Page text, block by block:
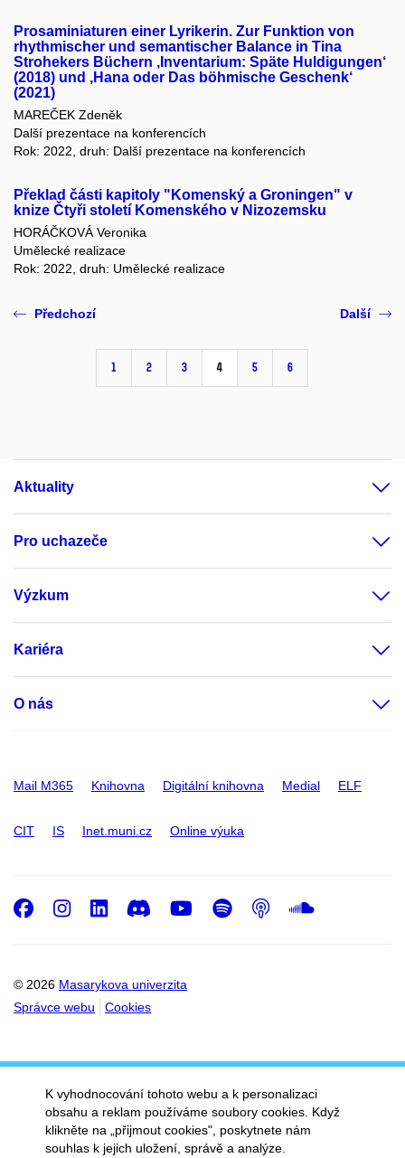
Prosaminiaturen einer Lyrikerin. Zur Funktion von
rhythmischer und semantischer Balance in Tina
Strohekers Büchern ‚Inventarium: Späte Huldigungen‘
(2018) und ‚Hana oder Das böhmische Geschenk‘
(2021)
MAREČEK Zdeněk
Další prezentace na konferencích
Rok: 2022, druh: Další prezentace na konferencích
Překlad části kapitoly "Komenský a Groningen" v
knize Čtyři století Komenského v Nizozemsku
HORÁČKOVÁ Veronika
Umělecké realizace
Rok: 2022, druh: Umělecké realizace
Předchozí
1 2 3 4 5 6
Další
Aktuality
Pro uchazeče
Výzkum
Kariéra
O nás
Mail M365 Knihovna Digitální knihovna Medial ELF
CIT IS Inet.muni.cz Online výuka
© 2026 Masarykova univerzita
Správce webu
Cookies
Facebook
Instagram
LinkedIn
DiscordYoutube
Spotify
Podcast
K vyhodnocování tohoto webu a k personalizaci
obsahu a reklam používáme soubory cookies. Když
klikněte na „přijmout cookies", poskytnete nám
souhlas k jejich uložení, správě a analýze.